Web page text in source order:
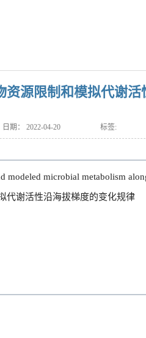
资源限制和模拟代谢
日期： 2022-04-20 标签:
modeled microbial metabolism
代谢活性沿海拔梯度的变化规律